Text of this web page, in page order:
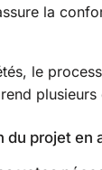
la
le
plusieurs
du projet en